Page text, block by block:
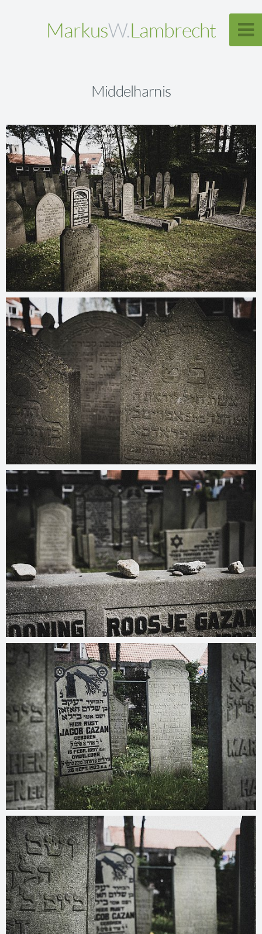
MarkusW.Lambrecht
Middelharnis